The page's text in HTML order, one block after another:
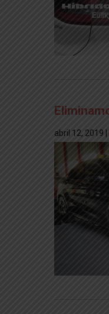
abril 12, 2019